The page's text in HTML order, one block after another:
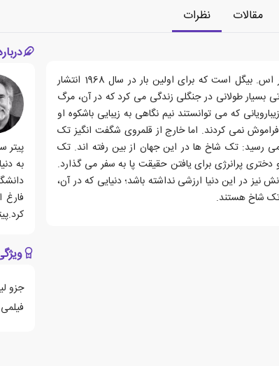
مقالات
نظرات
کتاب آخرین تک شاخ، رمانی نوشته ی پیتر اس. بیگل است که برای اولین بار در سال 1968 انتشار
بسیار طولانی در جنگلی زندگی می کرد که در آن، مرگ
که می توانستند نیم نگاهی به زیبایی باشکوه او
فراموش نمی کردند. اما خارج از قلمروی شگفت انگیز تک
رسید: تک شاخ ها در این جهان از بین رفته اند. تک
پرانرژی برای یافتن حقیقت پا به سفر می گذارد.
نیز در این دنیا ارزشی نداشته باشد؛ دنیایی که در آن،
تک شاخ هستند.
به
فارغ
کرد.پیتر
جزو
فیلمی